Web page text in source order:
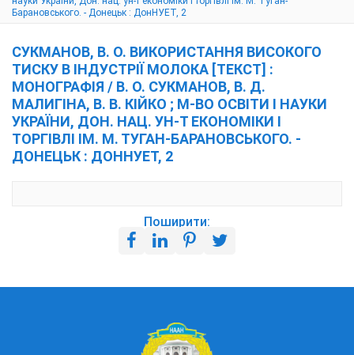
Барановського. - Донецьк : ДонНУЕТ, 2
СУКМАНОВ, В. О. ВИКОРИСТАННЯ ВИСОКОГО
ТИСКУ В ІНДУСТРІЇ МОЛОКА [ТЕКСТ] :
МОНОГРАФІЯ / В. О. СУКМАНОВ, В. Д.
МАЛИГІНА, В. В. КІЙКО ; М-ВО ОСВІТИ І НАУКИ
УКРАЇНИ, ДОН. НАЦ. УН-Т ЕКОНОМІКИ І
ТОРГІВЛІ ІМ. М. ТУГАН-БАРАНОВСЬКОГО. -
ДОНЕЦЬК : ДОННУЕТ, 2
Поширити: